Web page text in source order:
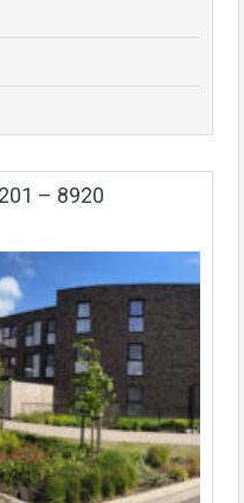
– 8920